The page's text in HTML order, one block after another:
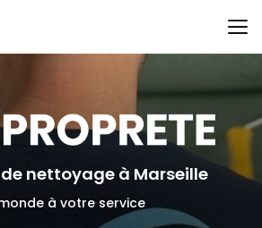
de nettoyageà Marseille
à votre service